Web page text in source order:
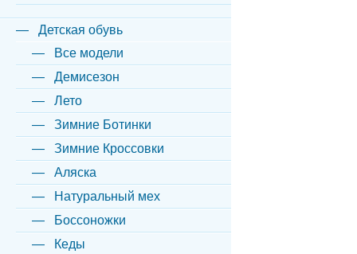
Детская обувь
Все модели
Демисезон
Лето
Зимние Ботинки
Зимние Кроссовки
Аляска
Натуральный мех
Боссоножки
Кеды